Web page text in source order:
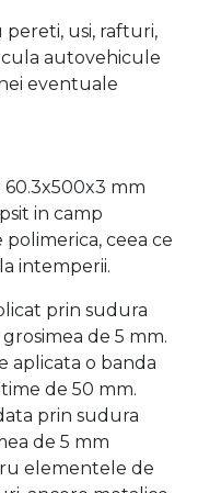
usi, rafturi,
autovehicule
eventuale
mm
in camp
ceea ce
intemperii.
prin sudura
de 5 mm.
aplicata o banda
de 50 mm.
prin sudura
de 5 mm
elementele de